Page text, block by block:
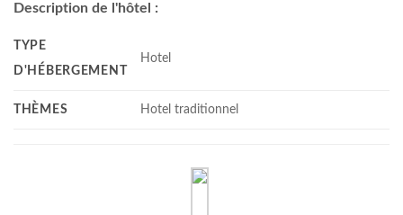
Description de l'hôtel :
TYPE
D'HÉBERGEMENT
Hotel
THÈMES Hotel traditionnel